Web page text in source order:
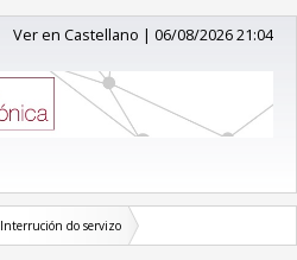
Ver en Castellano |06/08/2026 21:04
Interrución do servizo